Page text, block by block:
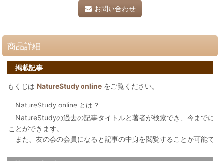
お問い合わせ
商品詳細
掲載記事
もくじは NatureStudy online をご覧ください。
NatureStudy online とは？
NatureStudyの過去の記事タイトルと著者が検索でき、今までに
ことができます。
また、友の会の会員になると記事の中身を閲覧することが可能で